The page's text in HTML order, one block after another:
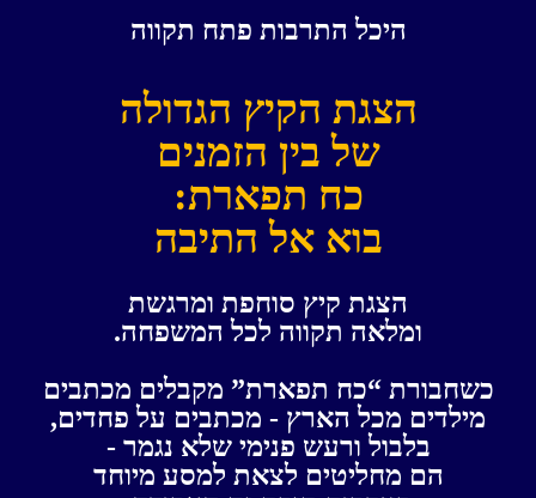
היכל התרבות פתח תקווה
הצגת הקיץ הגדולה
של בין הזמנים
כח תפארת:
בוא אל התיבה
הצגת קיץ סוחפת ומרגשת
ומלאה תקווה לכל המשפחה.
כשחבורת “כח תפארת” מקבלים מכתבים
מילדים מכל הארץ - מכתבים על פחדים,
בלבול ורעש פנימי שלא נגמר -
הם מחליטים לצאת למסע מיוחד